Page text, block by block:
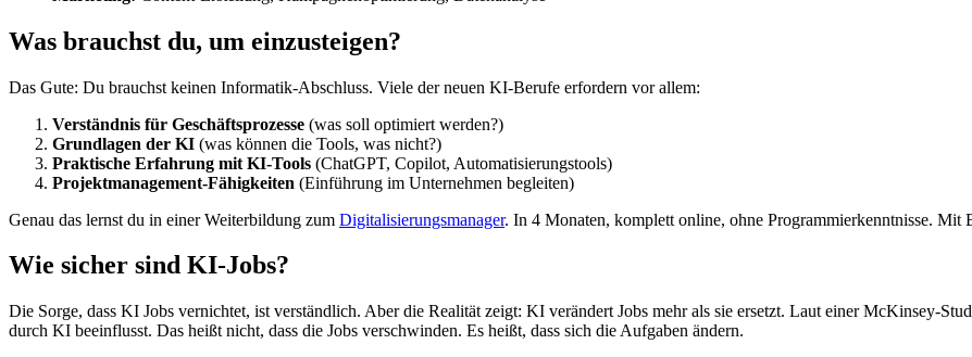
Was brauchst du, um einzusteigen?
Das Gute: Du brauchst keinen Informatik-Abschluss. Viele der neuen KI-Berufe erfordern vor allem:
Verständnis für Geschäftsprozesse (was soll optimiert werden?)
Grundlagen der KI (was können die Tools, was nicht?)
Praktische Erfahrung mit KI-Tools (ChatGPT, Copilot, Automatisierungstools)
Projektmanagement-Fähigkeiten (Einführung im Unternehmen begleiten)
Genau das lernst du in einer Weiterbildung zum Digitalisierungsmanager. In 4 Monaten, komplett online, ohne Programmierkenntnisse. Mit
Wie sicher sind KI-Jobs?
Die Sorge, dass KI Jobs vernichtet, ist verständlich. Aber die Realität zeigt: KI verändert Jobs mehr als sie ersetzt. Laut einer McKinsey-
durch KI beeinflusst. Das heißt nicht, dass die Jobs verschwinden. Es heißt, dass sich die Aufgaben ändern.